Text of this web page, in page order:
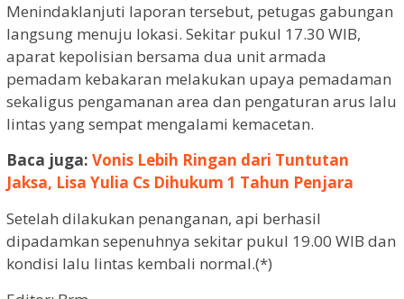
Menindaklanjuti laporan tersebut, petugas gabungan
langsung menuju lokasi. Sekitar pukul 17.30 WIB,
aparat kepolisian bersama dua unit armada
pemadam kebakaran melakukan upaya pemadaman
sekaligus pengamanan area dan pengaturan arus lalu
lintas yang sempat mengalami kemacetan.
Baca juga: Vonis Lebih Ringan dari Tuntutan
Jaksa, Lisa Yulia Cs Dihukum 1 Tahun Penjara
Setelah dilakukan penanganan, api berhasil
dipadamkan sepenuhnya sekitar pukul 19.00 WIB dan
kondisi lalu lintas kembali normal.(*)